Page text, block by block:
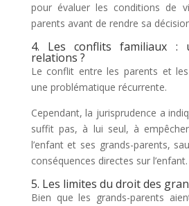
pour évaluer les conditions de
parents avant de rendre sa
4. Les conflits familiaux :
relations ?
Le conflit entre les parents et
une problématique récurrente.
Cependant, la jurisprudence a
suffit pas, à lui seul, à
l’enfant et ses grands-parents,
conséquences directes sur l’enfant.
5. Les limites du droit des
Bien que les grands-parents